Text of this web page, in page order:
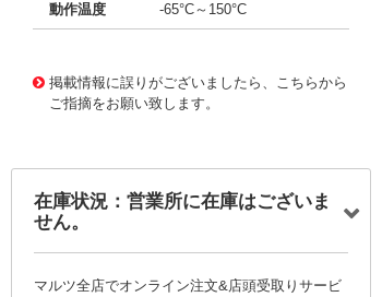
動作温度 -65°C～150°C
掲載情報に誤りがございましたら、こちらから
ご指摘をお願い致します。
在庫状況：営業所に在庫はございま
せん。
マルツ全店でオンライン注文&店頭受取りサービ